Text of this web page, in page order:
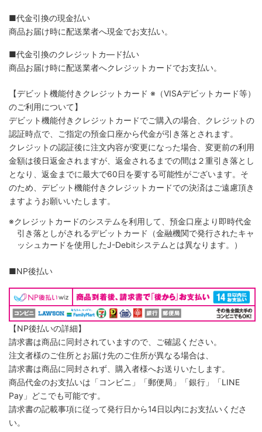
■代金引換の現金払い
商品お届け時に配送業者へ現金でお支払い。
■代金引換のクレジットカ―ド払い
商品お届け時に配送業者へクレジットカードでお支払い。
【デビット機能付きクレジットカード ※（VISAデビットカード等）
のご利用について】
デビット機能付きクレジットカードでご購入の場合、クレジットの
認証時点で、ご指定の預金口座から代金が引き落とされます。
クレジットの認証後に注文内容が変更になった場合、変更前の利用
金額は後日返金されますが、返金されるまでの間は２重引き落とし
となり、返金までに最大で60日を要する可能性がございます。そ
のため、デビット機能付きクレジットカードでの決済はご遠慮頂き
ますようお願いいたします。
※クレジットカードのシステムを利用して、預金口座より即時代金
引き落としがされるデビットカード（金融機関で発行されたキャ
ッシュカードを使用したJ-Debitシステムとは異なります。）
■NP後払い
【NP後払いの詳細】
請求書は商品に同封されていますので、ご確認ください。
注文者様のご住所とお届け先のご住所が異なる場合は、
請求書は商品に同封されず、購入者様へお送りいたします。
商品代金のお支払いは「コンビニ」「郵便局」「銀行」「LINE
Pay」どこでも可能です。
請求書の記載事項に従って発行日から14日以内にお支払いくださ
い。